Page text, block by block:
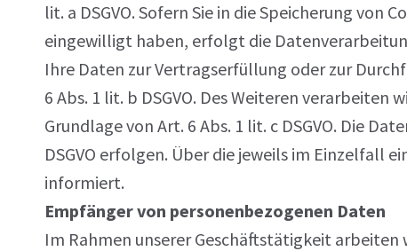
lit. a DSGVO. Sofern Sie in die Speicherung
eingewilligt haben, erfolgt die
Ihre Daten zur Vertragserfüllung oder zur
6 Abs. 1 lit. b DSGVO. Des Weiteren
Grundlage von Art. 6 Abs. 1 lit. c DSGVO. Die
DSGVO erfolgen. Über die jeweils im Einzelfall
informiert.
Empfänger von personenbezogenen Daten
Im Rahmen unserer Geschäftstätigkeit